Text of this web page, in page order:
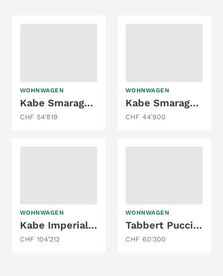
WOHNWAGEN
Kabe Smaragd 540 GLE B2
CHF 54'819
WOHNWAGEN
Kabe Smaragd 540 GLE
CHF 44'900
WOHNWAGEN
Kabe Imperial 740 TDL KS E2
CHF 104'212
WOHNWAGEN
Tabbert Puccini 620 SD/F
CHF 60'300